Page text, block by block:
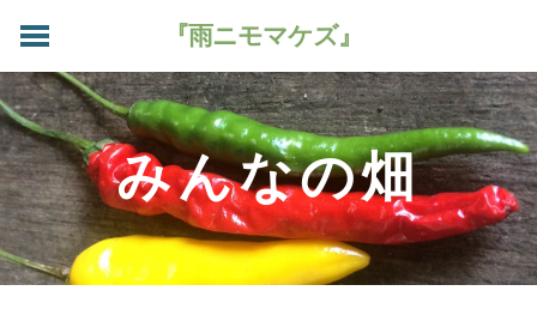
『雨ニモマケズ』
HOME
今週のお野菜
加工品
ご注文
宅配のご案内
農家さんたち
畑のブログ
みんなの畑